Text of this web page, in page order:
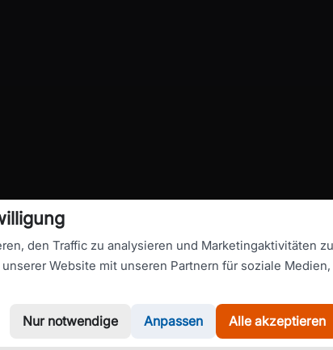
RomanianCarHire.com-
den Traffic zu analysieren und Marketingaktivitäten zu
Website mit unseren Partnern für soziale Medien,
Nur notwendige Anpassen Alle akzeptieren